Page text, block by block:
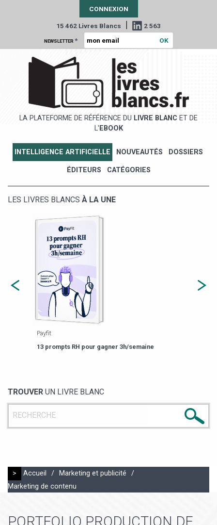
CONNEXION
15 462 Livres Blancs | 2 563
NEWSLETTER *
LA PLATEFORME DE RÉFÉRENCE DU LIVRE BLANC ET DE
L' EBOOK
INTELLIGENCE ARTIFICIELLE NOUVEAUTÉS DOSSIERS
ÉDITEURS CATÉGORIES
LES LIVRES BLANCS À LA UNE
Payfit
13 prompts RH pour gagner 3h/semaine
TROUVER UN LIVRE BLANC
> Accueil / Marketing et publicité
/
Marketing de contenu